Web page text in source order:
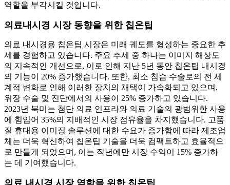
역할을 부각시킬 것입니다.
의료내시경 시장 동향을 위한 칩온팁
의료 내시경용 칩온팁 시장은 미래 궤도를 형성하는 중요한 추
세를 경험하고 있습니다. 주요 추세 중 하나는 이미지 해상도
의 지속적인 개선으로, 이로 인해 지난 5년 동안 칩온팁 내시경
의 기능이 20% 증가했습니다. 또한, 최소 침습 수술로의 전 세
계적 변화로 인해 이러한 장치의 채택이 가속화되고 있으며,
위장 수술 및 진단에서의 사용이 25% 증가하고 있습니다.
2023년 북미는 첨단 의료 인프라와 의료 기술의 광범위한 사용
에 힘입어 35%의 지배적인 시장 점유율을 차지했습니다. 고품
질 휴대용 이미징 솔루션에 대한 수요가 증가함에 따라 제조업
체는 더욱 혁신하여 칩온팁 기술을 더욱 컴팩트하고 효율적으
로 만들게 되었으며, 이는 작년에만 시장 수익이 15% 증가하
는 데 기여했습니다.